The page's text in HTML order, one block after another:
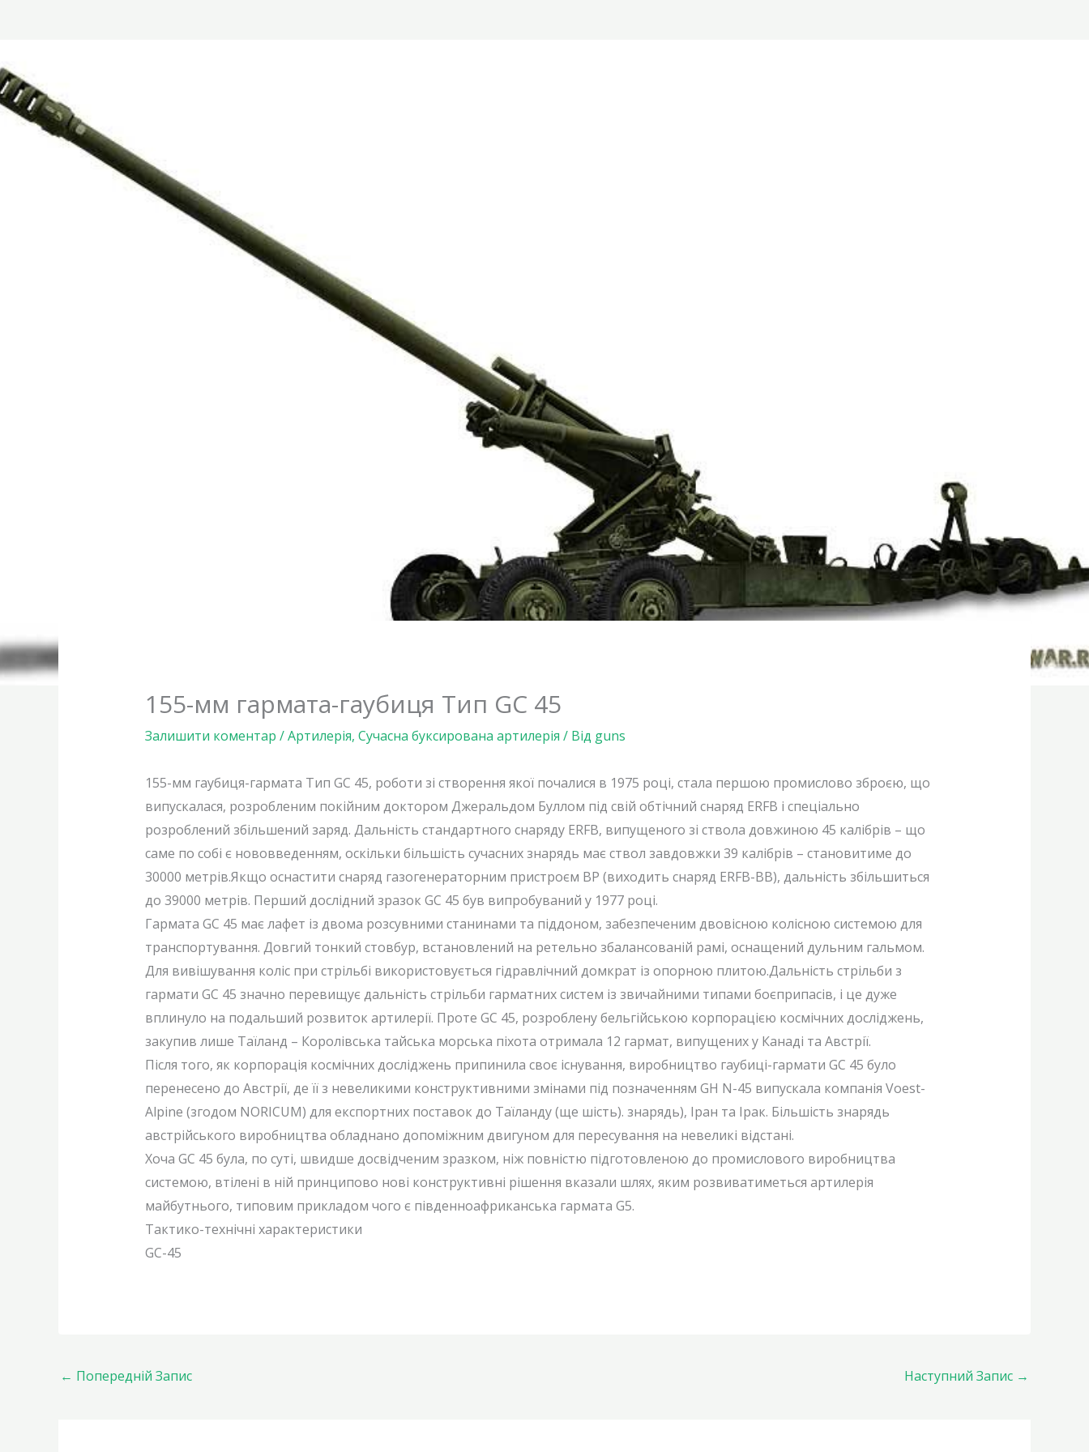
155-мм гармата-гаубиця Тип GC 45
Залишити коментар /Артилерія, Сучасна буксирована артилерія / Від guns
155-мм гаубиця-гармата Тип GC 45, роботи зі створення якої почалися в 1975 році, стала першою промислово зброєю, що
випускалася, розробленим покійним доктором Джеральдом Буллом під свій обтічний снаряд ERFB і спеціально
розроблений збільшений заряд. Дальність стандартного снаряду ERFB, випущеного зі ствола довжиною 45 калібрів – що
саме по собі є нововведенням, оскільки більшість сучасних знарядь має ствол завдовжки 39 калібрів – становитиме до
30000 метрів.Якщо оснастити снаряд газогенераторним пристроєм ВР (виходить снаряд ERFB-BB), дальність збільшиться
до 39000 метрів. Перший дослідний зразок GC 45 був випробуваний у 1977 році.
Гармата GC 45 має лафет із двома розсувними станинами та піддоном, забезпеченим двовісною колісною системою для
транспортування. Довгий тонкий стовбур, встановлений на ретельно збалансованій рамі, оснащений дульним гальмом.
Для вивішування коліс при стрільбі використовується гідравлічний домкрат із опорною плитою.Дальність стрільби з
гармати GC 45 значно перевищує дальність стрільби гарматних систем із звичайними типами боєприпасів, і це дуже
вплинуло на подальший розвиток артилерії. Проте GC 45, розроблену бельгійською корпорацією космічних досліджень,
закупив лише Таїланд – Королівська тайська морська піхота отримала 12 гармат, випущених у Канаді та Австрії.
Після того, як корпорація космічних досліджень припинила своє існування, виробництво гаубиці-гармати GC 45 було
перенесено до Австрії, де її з невеликими конструктивними змінами під позначенням GH N-45 випускала компанія Voest-
Alpine (згодом NORICUM) для експортних поставок до Таїланду (ще шість). знарядь), Іран та Ірак. Більшість знарядь
австрійського виробництва обладнано допоміжним двигуном для пересування на невеликі відстані.
Хоча GC 45 була, по суті, швидше досвідченим зразком, ніж повністю підготовленою до промислового виробництва
системою, втілені в ній принципово нові конструктивні рішення вказали шлях, яким розвиватиметься артилерія
майбутнього, типовим прикладом чого є південноафриканська гармата G5.
Тактико-технічні характеристики
GC-45
← Попередній Запис Наступний Запис →